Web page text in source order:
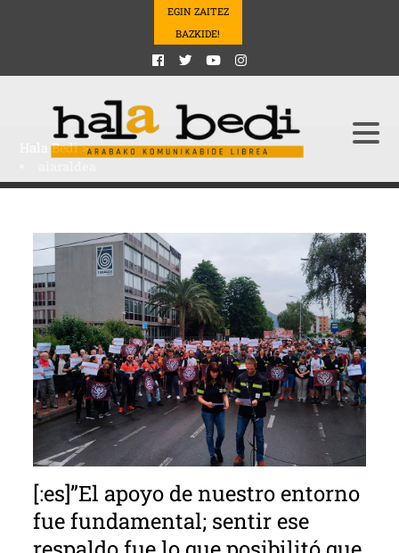
EGIN ZAITEZ
BAZKIDE!
Hala Bedi>
[:es]”El apoyo de nuestro entorno
fue fundamental; sentir ese